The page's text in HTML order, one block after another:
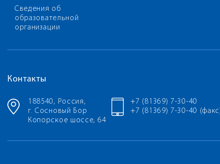
Сведения об
образовательной
организации
Контакты
188540, Россия,
г. Сосновый Бор
Копорское шоссе, 64
+7 (81369) 7-30-40
+7 (81369) 7-30-40